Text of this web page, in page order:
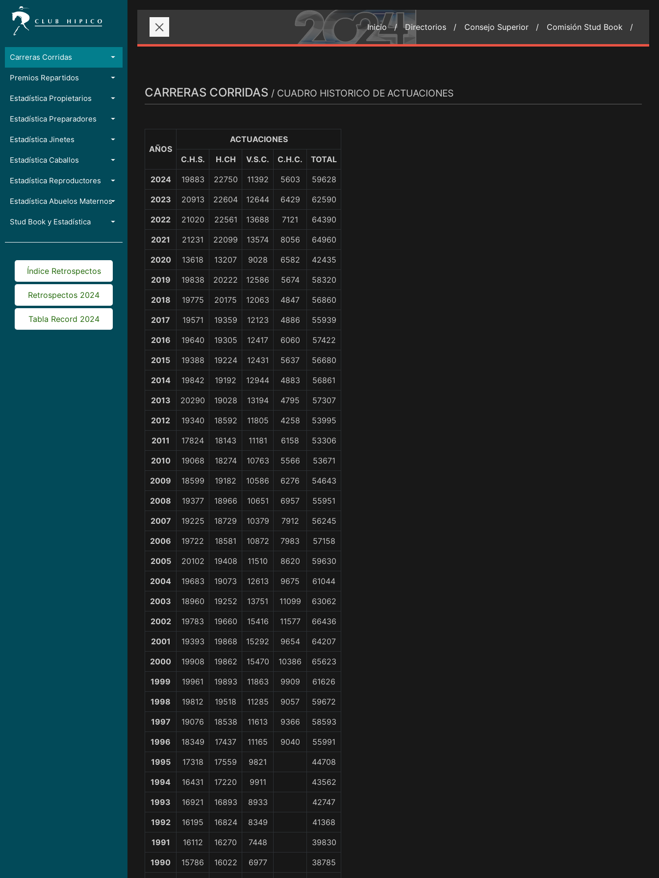
Carreras Corridas
Premios Repartidos
Estadística Propietarios
Estadística Preparadores
Estadística Jinetes
Estadística Caballos
Estadística Reproductores
Estadística Abuelos Maternos
Stud Book y Estadística
Índice Retrospectos
Retrospectos 2024
Tabla Record 2024
Inicio / Directorios / Consejo Superior / Comisión Stud Book /
CARRERAS CORRIDAS / CUADRO HISTORICO DE ACTUACIONES
AÑOS
ACTUACIONES
C.H.S. H.CH V.S.C. C.H.C. TOTAL
2024 19883 22750 11392 5603 59628
2023 20913 22604 12644 6429 62590
2022 21020 22561 13688 7121 64390
2021 21231 22099 13574 8056 64960
2020 13618 13207 9028 6582 42435
2019 19838 20222 12586 5674 58320
2018 19775 20175 12063 4847 56860
2017 19571 19359 12123 4886 55939
2016 19640 19305 12417 6060 57422
2015 19388 19224 12431 5637 56680
2014 19842 19192 12944 4883 56861
2013 20290 19028 13194 4795 57307
2012 19340 18592 11805 4258 53995
2011 17824 18143 11181 6158 53306
2010 19068 18274 10763 5566 53671
2009 18599 19182 10586 6276 54643
2008 19377 18966 10651 6957 55951
2007 19225 18729 10379 7912 56245
2006 19722 18581 10872 7983 57158
2005 20102 19408 11510 8620 59630
2004 19683 19073 12613 9675 61044
2003 18960 19252 13751 11099 63062
2002 19783 19660 15416 11577 66436
2001 19393 19868 15292 9654 64207
2000 19908 19862 15470 10386 65623
1999 19961 19893 11863 9909 61626
1998 19812 19518 11285 9057 59672
1997 19076 18538 11613 9366 58593
1996 18349 17437 11165 9040 55991
1995 17318 17559 9821 44708
1994 16431 17220 9911 43562
1993 16921 16893 8933 42747
1992 16195 16824 8349 41368
1991 16112 16270 7448 39830
1990 15786 16022 6977 38785